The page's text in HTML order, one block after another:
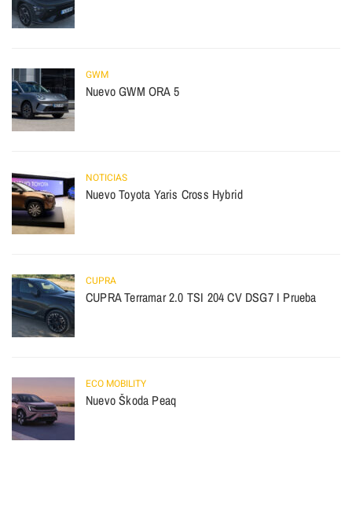
GWM
Nuevo GWM ORA 5
NOTICIAS
Nuevo Toyota Yaris Cross Hybrid
CUPRA
CUPRA Terramar 2.0 TSI 204 CV DSG7 I Prueba
ECO MOBILITY
Nuevo Škoda Peaq